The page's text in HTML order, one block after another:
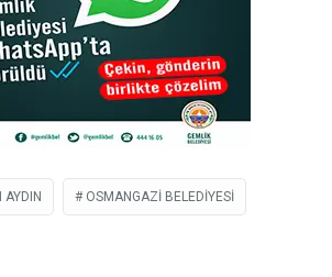
AYDIN OSMANGAZI BELEDIYESI